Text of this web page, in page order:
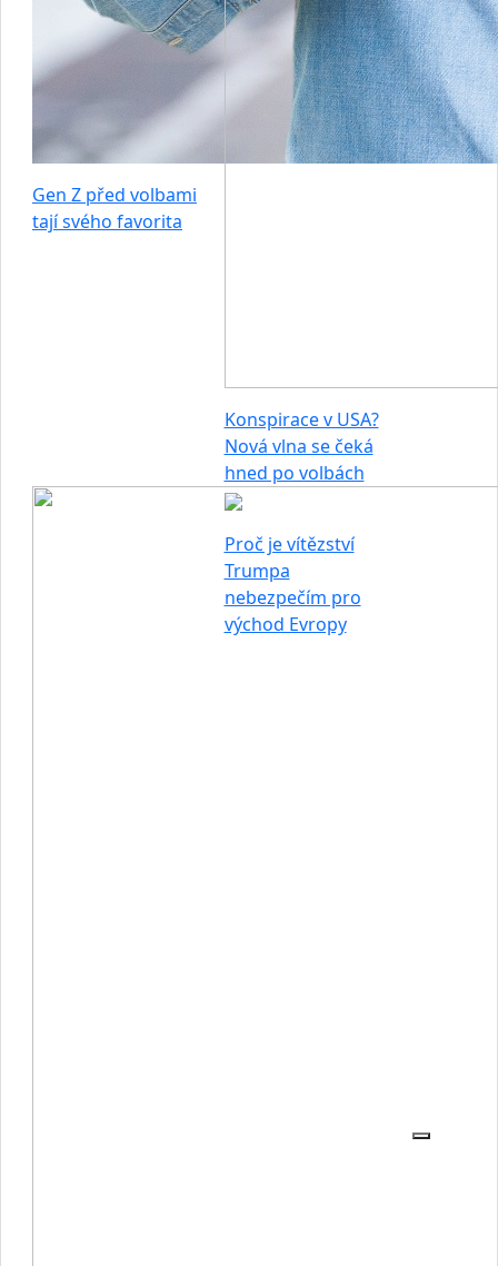
Gen Z před volbami
tají svého favorita
Konspirace v USA?
Nová vlna se čeká
hned po volbách
Proč je vítězství
Trumpa
nebezpečím pro
východ Evropy